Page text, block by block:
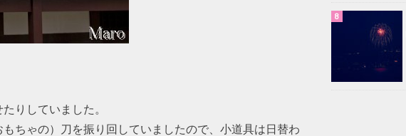
りしていました。
ちゃの）刀を振り回していましたので、小道具は日替わ